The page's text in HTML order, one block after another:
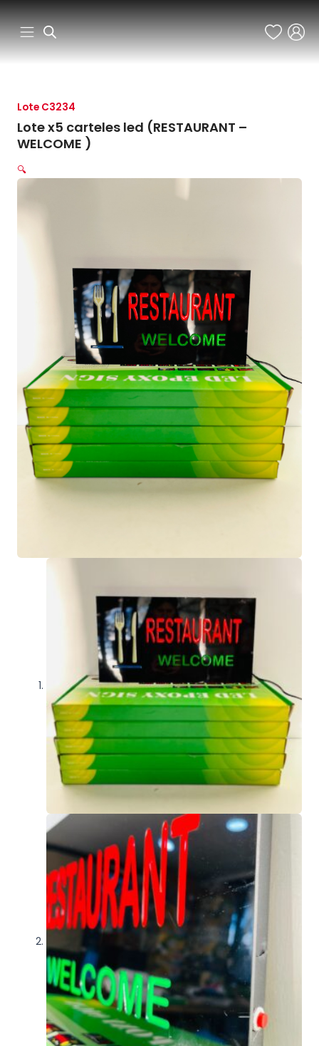
Ir
al
contenido
Lote C3234
Lote x5 carteles led (RESTAURANT –
WELCOME )
🔍